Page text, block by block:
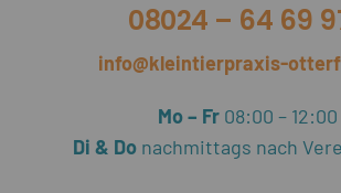
08024 – 64 69
info@kleintierpraxis-
Mo – Fr08:00 – 12:00
Di & Do nachmittags nach